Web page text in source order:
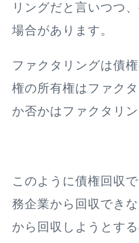
リングだと言いつつ、
場合があります。
ファクタリングは債
権の所有権はファク
か否かはファクタリ
このように債権回収
務企業から回収でき
から回収しようとする